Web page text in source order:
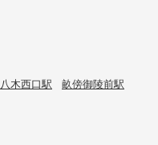
八木西口駅
畝傍御陵前駅